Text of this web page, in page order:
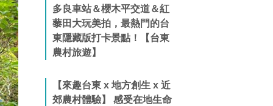
多良車站＆櫻木平交道＆紅
藜田大玩美拍，最熱門的台
東隱藏版打卡景點！【台東
農村旅遊】
【來趣台東 x 地方創生 x 近
郊農村體驗】 感受在地生命